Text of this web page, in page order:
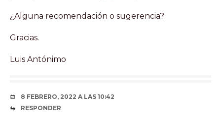
¿Alguna recomendación o sugerencia?
Gracias.
Luis Antónimo
8 FEBRERO, 2022 A LAS 10:42
RESPONDER